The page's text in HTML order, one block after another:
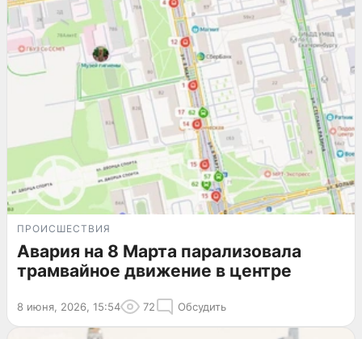
ПРОИСШЕСТВИЯ
Авария на 8 Марта парализовала
трамвайное движение в центре
8 июня, 2026, 15:54 72 Обсудить